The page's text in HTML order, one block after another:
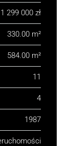
1 299 000 zł
330.00 m²
584.00 m²
11
4
1987